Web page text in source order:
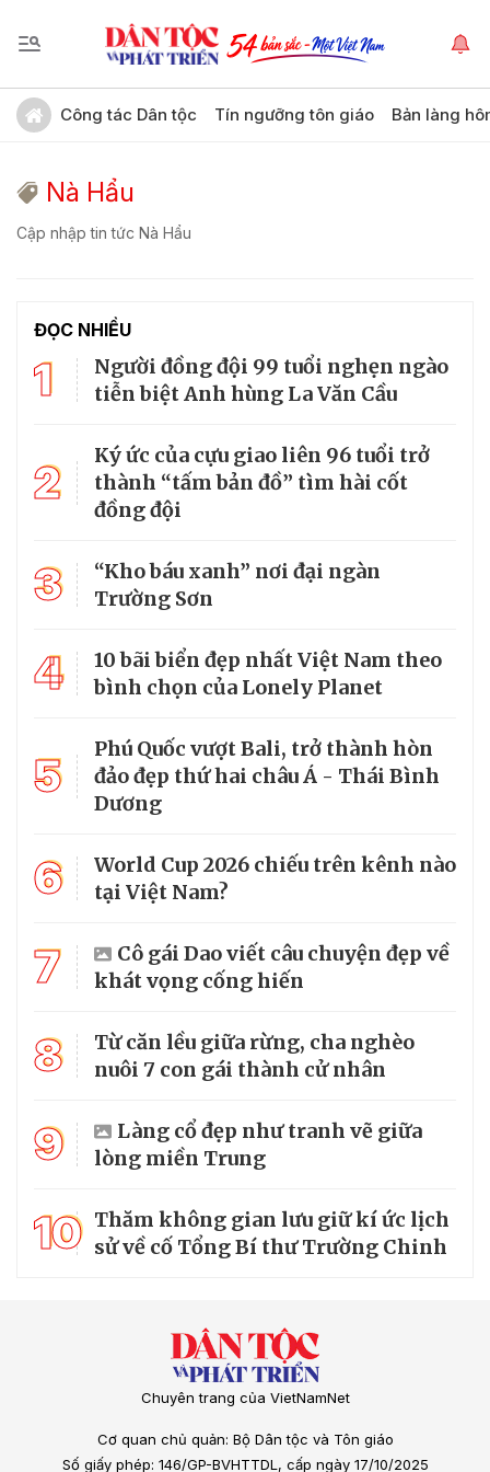
Công tác Dân tộc Tín ngưỡng tôn giáo Bản làng
Nà Hẩu
Cập nhập tin tức Nà Hẩu
ĐỌC NHIỀU
1
Người đồng đội 99 tuổi nghẹn ngào
tiễn biệt Anh hùng La Văn Cầu
2
Ký ức của cựu giao liên 96 tuổi trở
thành “tấm bản đồ” tìm hài cốt
đồng đội
3
“Kho báu xanh” nơi đại ngàn
Trường Sơn
4
10 bãi biển đẹp nhất Việt Nam theo
bình chọn của Lonely Planet
5
Phú Quốc vượt Bali, trở thành hòn
đảo đẹp thứ hai châu Á - Thái Bình
Dương
6
World Cup 2026 chiếu trên kênh nào
tại Việt Nam?
7
Cô gái Dao viết câu chuyện đẹp về
khát vọng cống hiến
8
Từ căn lều giữa rừng, cha nghèo
nuôi 7 con gái thành cử nhân
9
Làng cổ đẹp như tranh vẽ giữa
lòng miền Trung
10 Thăm không gian lưu giữ kí ức lịch
sử về cố Tổng Bí thư Trường Chinh
Chuyên trang của VietNamNet
Cơ quan chủ quản: Bộ Dân tộc và Tôn giáo
Số giấy phép: 146/GP-BVHTTDL, cấp ngày 17/10/2025